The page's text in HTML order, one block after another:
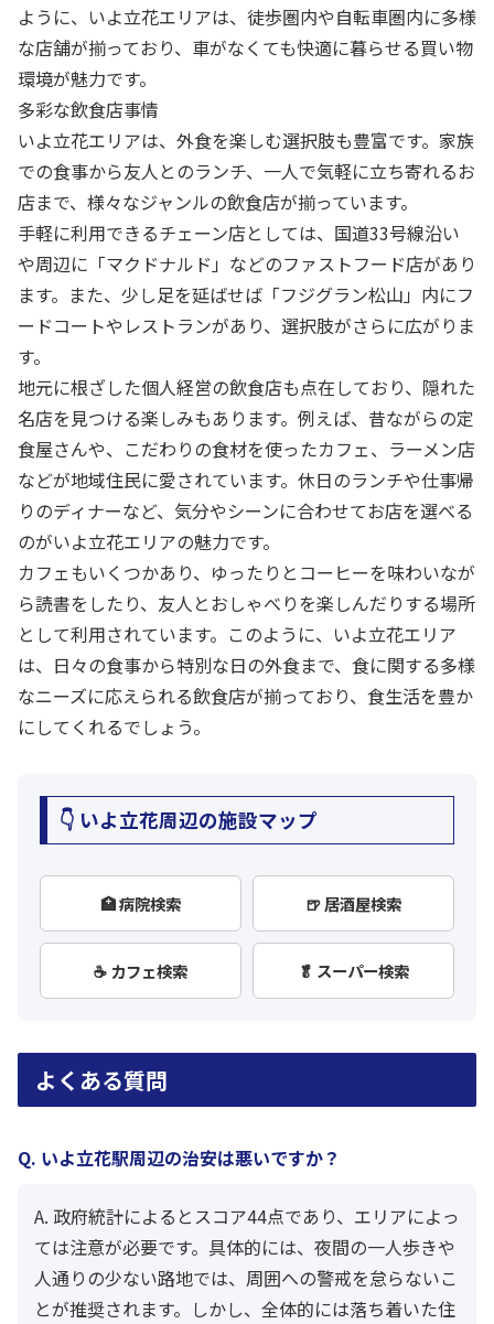
ように、いよ立花エリアは、徒歩圏内や自転車圏内に多様
な店舗が揃っており、車がなくても快適に暮らせる買い物
環境が魅力です。
多彩な飲食店事情
いよ立花エリアは、外食を楽しむ選択肢も豊富です。家族
での食事から友人とのランチ、一人で気軽に立ち寄れるお
店まで、様々なジャンルの飲食店が揃っています。
手軽に利用できるチェーン店としては、国道33号線沿い
や周辺に「マクドナルド」などのファストフード店があり
ます。また、少し足を延ばせば「フジグラン松山」内にフ
ードコートやレストランがあり、選択肢がさらに広がりま
す。
地元に根ざした個人経営の飲食店も点在しており、隠れた
名店を見つける楽しみもあります。例えば、昔ながらの定
食屋さんや、こだわりの食材を使ったカフェ、ラーメン店
などが地域住民に愛されています。休日のランチや仕事帰
りのディナーなど、気分やシーンに合わせてお店を選べる
のがいよ立花エリアの魅力です。
カフェもいくつかあり、ゆったりとコーヒーを味わいなが
ら読書をしたり、友人とおしゃべりを楽しんだりする場所
として利用されています。このように、いよ立花エリア
は、日々の食事から特別な日の外食まで、食に関する多様
なニーズに応えられる飲食店が揃っており、食生活を豊か
にしてくれるでしょう。
👇 いよ立花周辺の施設マップ
🏥 病院検索 🍺 居酒屋検索
☕ カフェ検索 🥬 スーパー検索
よくある質問
Q. いよ立花駅周辺の治安は悪いですか？
A. 政府統計によるとスコア44点であり、エリアによっ
ては注意が必要です。具体的には、夜間の一人歩きや
人通りの少ない路地では、周囲への警戒を怠らないこ
とが推奨されます。しかし、全体的には落ち着いた住